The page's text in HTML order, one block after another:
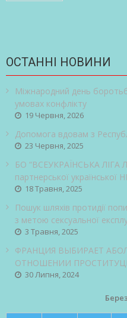
ОСТАННІ НОВИНИ
Міжнародний день
умовах конфлікту
19 Червня, 2026
Допомога вдовам з
23 Червня, 2025
БО “ВСЕУКРАЇНСЬКА ЛІГА
партнерської
18 Травня, 2025
Пошук шляхів протидії
з метою сексуальної
3 Травня, 2025
ФРАНЦИЯ ВЫБИРАЕТ
ОТНОШЕНИИ
30 Липня, 2024